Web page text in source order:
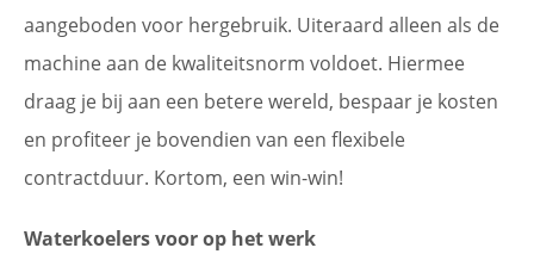
aangeboden voor hergebruik. Uiteraard alleen als de
machine aan de kwaliteitsnorm voldoet. Hiermee
draag je bij aan een betere wereld, bespaar je kosten
en profiteer je bovendien van een flexibele
contractduur. Kortom, een win-win!
Waterkoelers voor op het werk